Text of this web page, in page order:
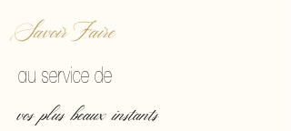
Savoir Faire
au service de
vos plus beaux instants